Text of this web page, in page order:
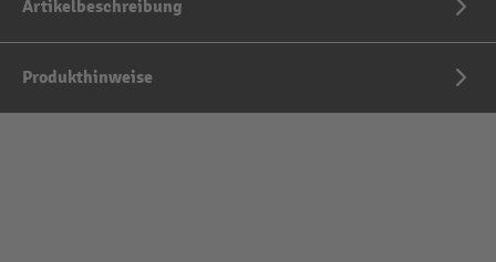
Artikelbeschreibung
Produkthinweise